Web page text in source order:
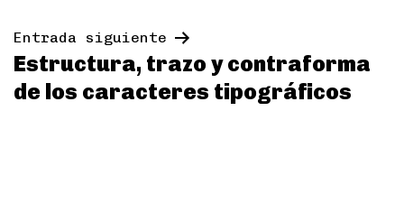
entradas
Entrada siguiente
Estructura, trazo y contraforma
de los caracteres tipográficos